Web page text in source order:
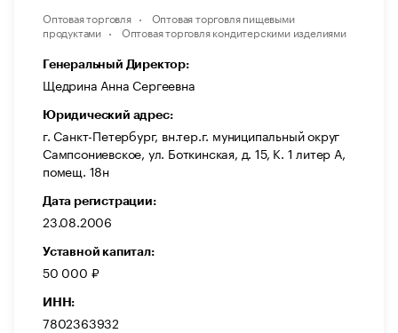
Оптовая торговля
Оптовая торговля пищевыми
продуктами
Оптовая торговля кондитерскими изделиями
Генеральный Директор:
Щедрина Анна Сергеевна
Юридический адрес:
г. Санкт-Петербург, вн.тер.г. муниципальный округ
Сампсониевское, ул. Боткинская, д. 15, К. 1 литер А,
помещ. 18н
Дата регистрации:
23.08.2006
Уставной капитал:
50 000 ₽
ИНН:
7802363932